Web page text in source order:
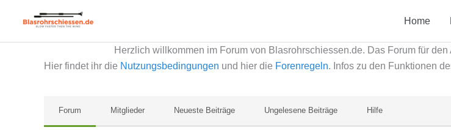
Home
Herzlich willkommen im Forum von Blasrohrschiessen.de. Das Forum für
Hier findet ihr die Nutzungsbedingungen und hier die Forenregeln. Infos zu den Funktionen
Forum Mitglieder Neueste Beiträge Ungelesene Beiträge Hilfe